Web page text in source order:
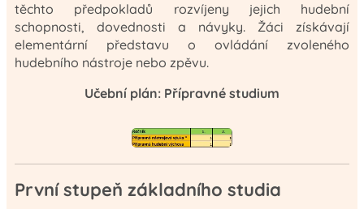
těchto předpokladů rozvíjeny jejich hudební
schopnosti, dovednosti a návyky. Žáci získávají
elementární představu o ovládání zvoleného
hudebního nástroje nebo zpěvu.
Učební plán: Přípravné studium
První stupeň základního studia